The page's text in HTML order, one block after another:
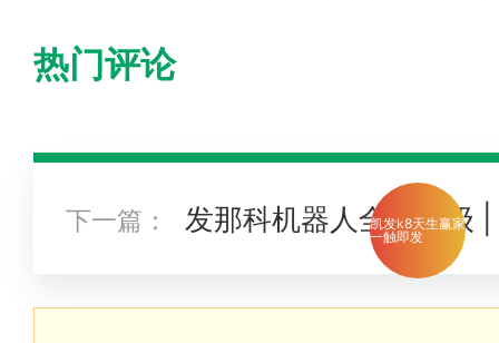
热门评论
下一篇：
发那科机器人全新升级
凯发k8天生赢家
一触即发